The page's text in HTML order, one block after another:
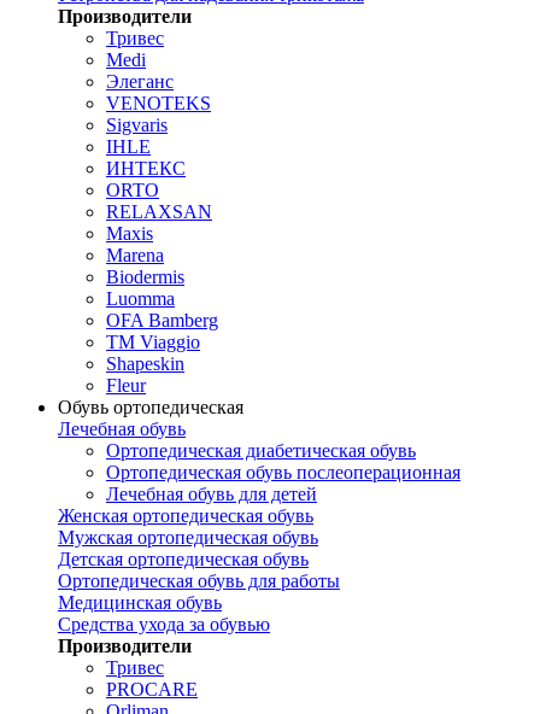
Производители
Тривес
Medi
Элеганс
VENOTEKS
Sigvaris
IHLE
ИНТЕКС
ORTO
RELAXSAN
Maxis
Marena
Biodermis
Luomma
OFA Bamberg
TM Viaggio
Shapeskin
Fleur
Обувь ортопедическая
Лечебная обувь
Ортопедическая диабетическая обувь
Ортопедическая обувь послеоперационная
Лечебная обувь для детей
Женская ортопедическая обувь
Мужская ортопедическая обувь
Детская ортопедическая обувь
Ортопедическая обувь для работы
Медицинская обувь
Средства ухода за обувью
Производители
Тривес
PROCARE